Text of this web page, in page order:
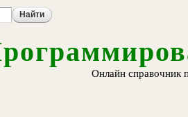
Онлайн справочник